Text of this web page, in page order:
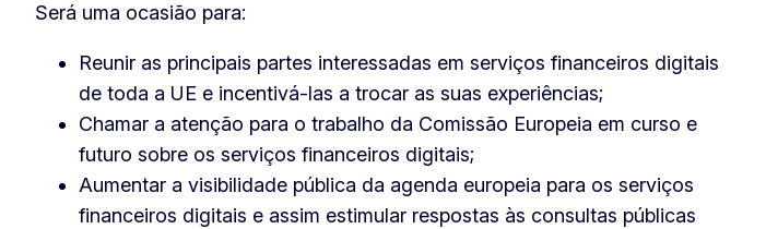
Será uma ocasião para:
Reunir as principais partes interessadas em serviços financeiros digitais
de toda a UE e incentivá-las a trocar as suas experiências;
Chamar a atenção para o trabalho da Comissão Europeia em curso e
futuro sobre os serviços financeiros digitais;
Aumentar a visibilidade pública da agenda europeia para os serviços
financeiros digitais e assim estimular respostas às consultas públicas